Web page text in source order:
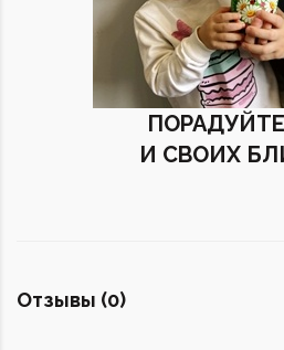
И СВОИХ
Отзывы (0)